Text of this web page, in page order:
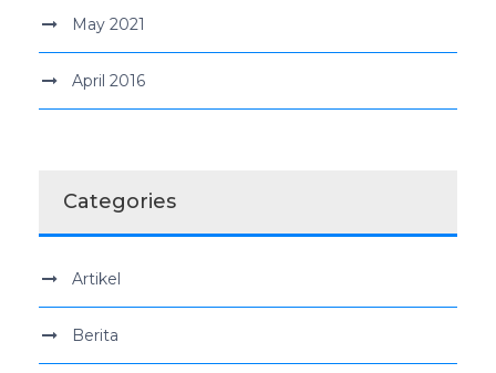
May 2021
April 2016
Categories
Artikel
Berita